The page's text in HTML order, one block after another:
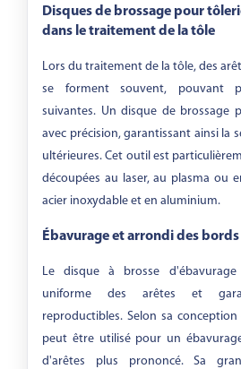
Disques de brossage pour
dans le traitement de la tôle
Lors du traitement de la tôle, des
se forment souvent, pouvant
suivantes. Un disque de brossage
avec précision, garantissant ainsi la
ultérieures. Cet outil est
découpées au laser, au plasma ou
acier inoxydable et en aluminium.
Ébavurage et arrondi des
Le disque à brosse
uniforme des arêtes et
reproductibles. Selon sa
peut être utilisé pour un
d'arêtes plus prononcé. Sa